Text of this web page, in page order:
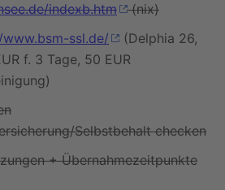
indexb.htm
(nix)
ssl.de/
(Delphia 26,
f. 3 Tage, 50 EUR
Selbstbehalt checken
+ Übernahmezeitpunkte